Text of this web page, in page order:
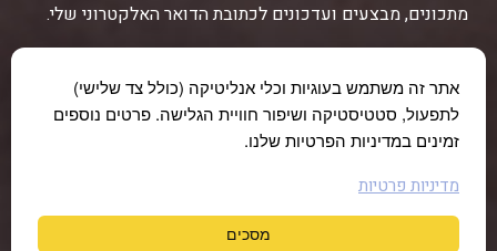
מתכונים, מבצעים ועדכונים לכתובת הדואר האלקטרוני שלי.
אתר זה משתמש בעוגיות וכלי אנליטיקה (כולל צד שלישי)
לתפעול, סטטיסטיקה ושיפור חוויית הגלישה. פרטים נוספים
זמינים במדיניות הפרטיות שלנו.
מדיניות פרטיות
מסכים